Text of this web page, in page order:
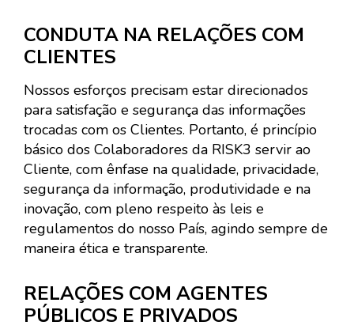
CONDUTA NA RELAÇÕES COM
CLIENTES
Nossos esforços precisam estar direcionados
para satisfação e segurança das informações
trocadas com os Clientes. Portanto, é princípio
básico dos Colaboradores da RISK3 servir ao
Cliente, com ênfase na qualidade, privacidade,
segurança da informação, produtividade e na
inovação, com pleno respeito às leis e
regulamentos do nosso País, agindo sempre de
maneira ética e transparente.
RELAÇÕES COM AGENTES
PÚBLICOS E PRIVADOS